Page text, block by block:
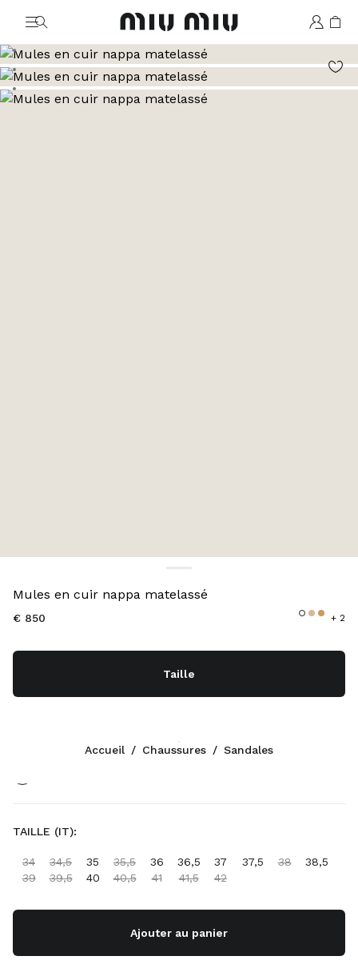
MiuMiu logo
Aller à l’image 2
Aller à l’image 3
Aller à l’image 4
Mules en cuir nappa matelassé
€ 850 + 2
Taille
Blanc
TAILLE (IT):
34 34,5 35 35,5 36 36,5 37 37,5 38
38,5
39
39,5 40 40,5 41 41,5 42
Ajouter au panier
Accueil / Chaussures / Sandales
CONTACTS
+33 1 889 91 946
Écrivez-Nous Sur WhatsApp
Localisation Boutique